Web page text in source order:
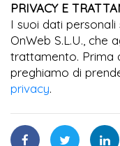
PRIVACY E
I suoi dati
OnWeb S.L.U., che
trattamento. Prima
preghiamo di
privacy.